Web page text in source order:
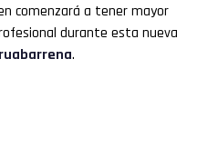
comenzará a tener mayor
durante esta nueva
.